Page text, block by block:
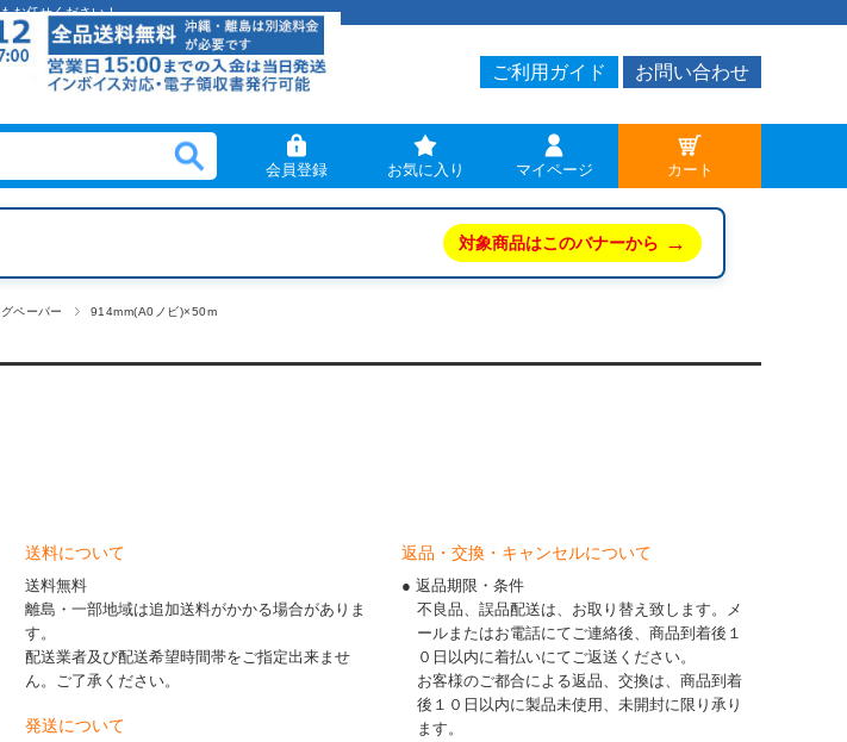
お任せください！
ご利用ガイド お問い合わせ
会員登録 お気に入り マイページ カート
対象商品はこのバナーから →
ペーパー 914mm(A0ノビ)×50m
送料について
送料無料
離島・一部地域は追加送料がかかる場合がありま
す。
配送業者及び配送希望時間帯をご指定出来ませ
ん。ご了承ください。
発送について
返品・交換・キャンセルについて
● 返品期限・条件
不良品、誤品配送は、お取り替え致します。メ
ールまたはお電話にてご連絡後、商品到着後１
０日以内に着払いにてご返送ください。
お客様のご都合による返品、交換は、商品到着
後１０日以内に製品未使用、未開封に限り承り
ます。